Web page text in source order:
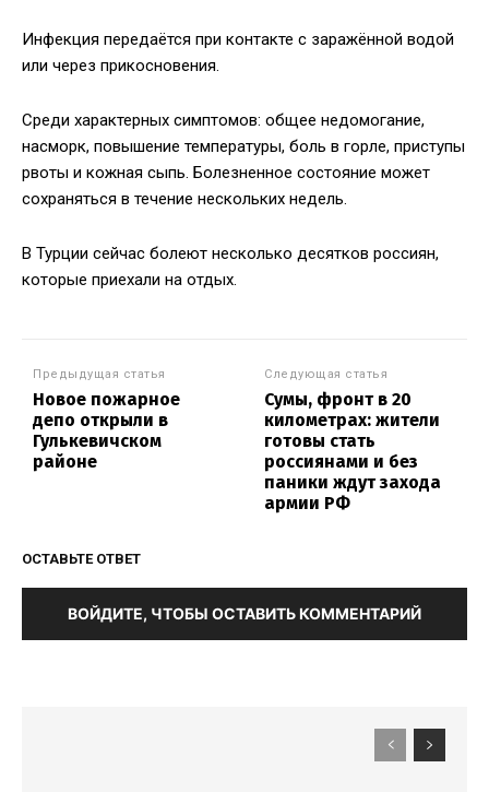
Инфекция передаётся при контакте с заражённой водой
или через прикосновения.
Среди характерных симптомов: общее недомогание,
насморк, повышение температуры, боль в горле, приступы
рвоты и кожная сыпь. Болезненное состояние может
сохраняться в течение нескольких недель.
В Турции сейчас болеют несколько десятков россиян,
которые приехали на отдых.
Предыдущая статья
Новое пожарное
депо открыли в
Гулькевичском
районе
Следующая статья
Сумы, фронт в 20
километрах: жители
готовы стать
россиянами и без
паники ждут захода
армии РФ
ОСТАВЬТЕ ОТВЕТ
ВОЙДИТЕ, ЧТОБЫ ОСТАВИТЬ КОММЕНТАРИЙ